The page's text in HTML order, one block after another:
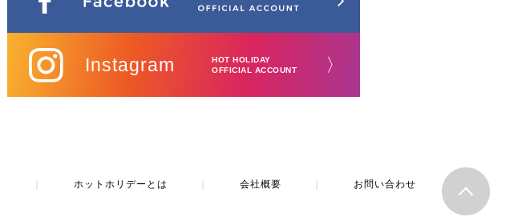
Instagram
HOT HOLIDAY
OFFICIAL ACCOUNT
〉
ホットホリデーとは 会社概要 お問い合わせ